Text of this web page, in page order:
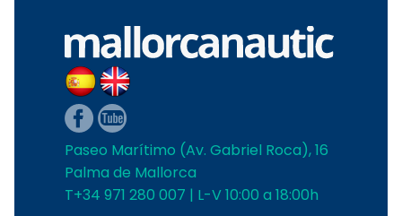
Paseo Marítimo (Av. Gabriel Roca), 16
Palma de Mallorca
T+34 971 280 007 | L-V 10:00 a 18:00h